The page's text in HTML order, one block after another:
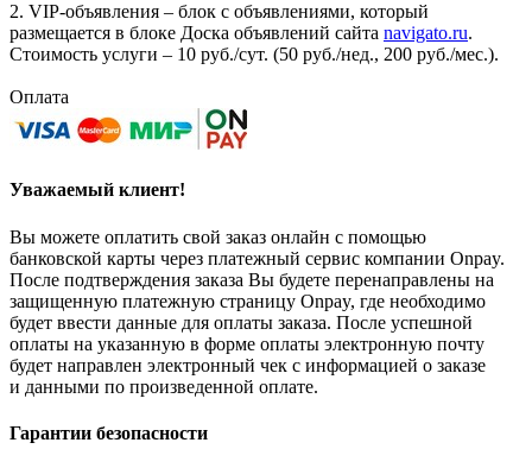
2. VIP-объявления – блок с объявлениями, который
размещается в блоке Доска объявлений сайта navigato.ru.
Стоимость услуги – 10 руб./сут. (50 руб./нед., 200 руб./мес.).
Оплата
Уважаемый клиент!
Вы можете оплатить свой заказ онлайн с помощью
банковской карты через платежный сервис компании Onpay.
После подтверждения заказа Вы будете перенаправлены на
защищенную платежную страницу Onpay, где необходимо
будет ввести данные для оплаты заказа. После успешной
оплаты на указанную в форме оплаты электронную почту
будет направлен электронный чек с информацией о заказе
и данными по произведенной оплате.
Гарантии безопасности